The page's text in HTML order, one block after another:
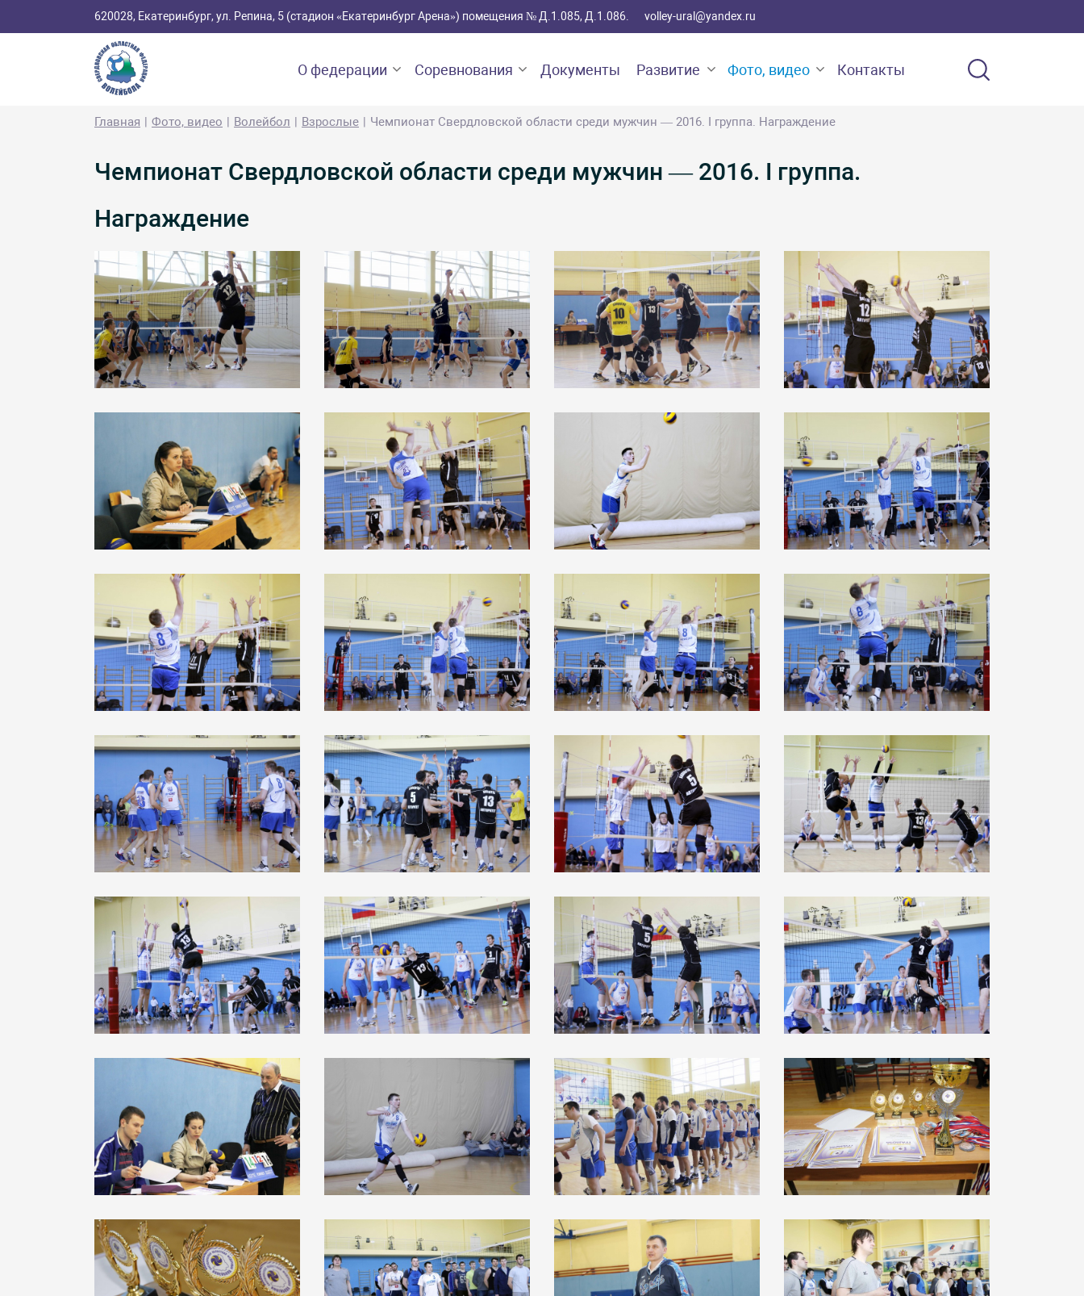
620028, Екатеринбург, ул. Репина, 5 (стадион «Екатеринбург Арена») помещения № Д.1.085, Д.1.086. volley-ural@yandex.ru
О федерации Соревнования Документы Развитие Фото, видео Контакты
Главная Фото, видео Волейбол Взрослые Чемпионат Свердловской области среди мужчин — 2016. I группа. Награждение
Чемпионат Свердловской области среди мужчин — 2016. I группа.
Награждение